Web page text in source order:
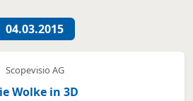
04.03.2015
Scopevisio AG
Wolke in 3D